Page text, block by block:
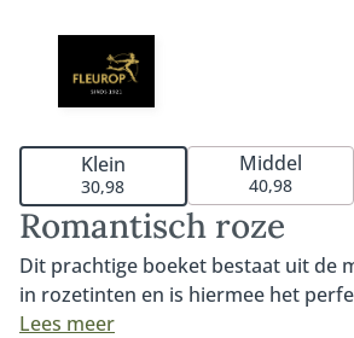
Romantisch roze
Dit prachtige boeket bestaat uit de
in rozetinten en is hiermee het
een dierbare mee te verrassen. De
Lees meer
Klein
30,98
Middel
40,98